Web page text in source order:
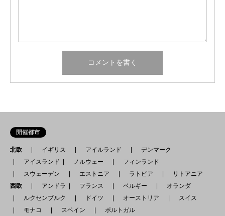
開催都市
北欧 イギリス アイルランド
デンマーク
アイスランド
ノルウェー
フィンランド
スウェーデン
エストニア ラトビア
リトアニア
西欧
アンドラ フランス ベルギー
オランダ
ルクセンブルク
ドイツ オーストリア
スイス
モナコ
スペイン
ポルトガル